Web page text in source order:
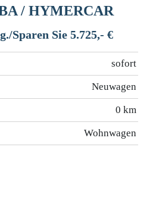
/ HYMERCAR
Sparen Sie 5.725,- €
sofort
Neuwagen
0 km
Wohnwagen